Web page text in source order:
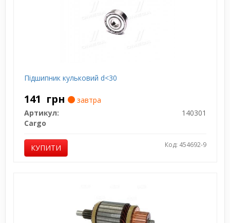
Підшипник кульковий d<30
141 грн
завтра
Артикул:
140301
Cargo
КУПИТИ Код: 454692-9